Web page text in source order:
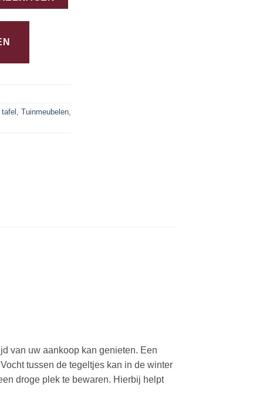
, Tuinmeubelen,
van uw aankoop kan genieten. Een
tussen de tegeltjes kan in de winter
droge plek te bewaren. Hierbij helpt